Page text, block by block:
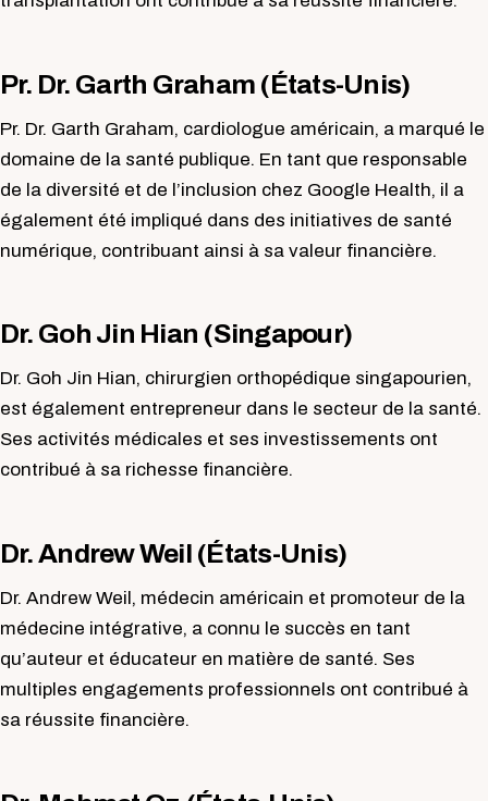
Pr. Dr. Garth Graham (États-Unis)
Pr. Dr. Garth Graham, cardiologue américain, a marqué le
domaine de la santé publique. En tant que responsable
de la diversité et de l’inclusion chez Google Health, il a
également été impliqué dans des initiatives de santé
numérique, contribuant ainsi à sa valeur financière.
Dr. Goh Jin Hian (Singapour)
Dr. Goh Jin Hian, chirurgien orthopédique singapourien,
est également entrepreneur dans le secteur de la santé.
Ses activités médicales et ses investissements ont
contribué à sa richesse financière.
Dr. Andrew Weil (États-Unis)
Dr. Andrew Weil, médecin américain et promoteur de la
médecine intégrative, a connu le succès en tant
qu’auteur et éducateur en matière de santé. Ses
multiples engagements professionnels ont contribué à
sa réussite financière.